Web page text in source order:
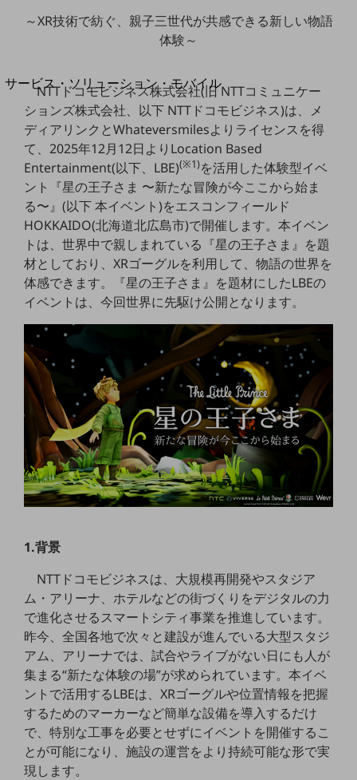
サービス・ソリューション・モバイル
サービス・ソリューションTOP
DXに関する課題を解決する
サービス・ソリューションをご紹介
カテゴリーで探す
カテゴリーで探すTOP
ネットワーク・モバイル
クラウド・データセンター
電話・映像コミュニケーション
セキュリティ
データ利活用
運用管理
業務支援・マーケティング
災害対策・BCP
マーケティング
業務効率化
災害対策
職場環境整備
地域共創・地方創生
セキュリティ対策
遠隔監視
～XR技術で紡ぐ、親子三世代が共感できる新しい物語
体験～
NTTドコモビジネス株式会社(旧 NTTコミュニケー
ションズ株式会社、以下 NTTドコモビジネス)は、メ
ディアリンクとWhateversmilesよりライセンスを得
て、2025年12月12日よりLocation Based
Entertainment(以下、LBE)(※1)を活用した体験型イベ
ント『星の王子さま 〜新たな冒険が今ここから始ま
る〜』(以下 本イベント)をエスコンフィールド
HOKKAIDO(北海道北広島市)で開催します。本イベン
トは、世界中で親しまれている『星の王子さま』を題
材としており、XRゴーグルを利用して、物語の世界を
体感できます。『星の王子さま』を題材にしたLBEの
イベントは、今回世界に先駆け公開となります。
1.背景
NTTドコモビジネスは、大規模再開発やスタジア
ム・アリーナ、ホテルなどの街づくりをデジタルの力
で進化させるスマートシティ事業を推進しています。
昨今、全国各地で次々と建設が進んでいる大型スタジ
アム、アリーナでは、試合やライブがない日にも人が
集まる“新たな体験の場”が求められています。本イベ
ントで活用するLBEは、XRゴーグルや位置情報を把握
するためのマーカーなど簡単な設備を導入するだけ
で、特別な工事を必要とせずにイベントを開催するこ
とが可能になり、施設の運営をより持続可能な形で実
現します。